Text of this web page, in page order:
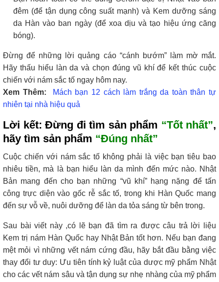
đêm (để tận dụng công suất mạnh) và Kem dưỡng sáng
da Hàn vào ban ngày (để xoa dịu và tạo hiệu ứng căng
bóng).
Đừng để những lời quảng cáo “cánh bướm” làm mờ mắt.
Hãy thấu hiểu làn da và chọn đúng vũ khí để kết thúc cuộc
chiến với nám sắc tố ngay hôm nay.
Xem Thêm:
Mách bạn 12 cách làm trắng da toàn thân tự
nhiên tại nhà hiệu quả
Lời kết: Đừng đi tìm sản phẩm “Tốt nhất”,
hãy tìm sản phẩm “Đúng nhất”
Cuộc chiến với nám sắc tố không phải là việc bạn tiêu bao
nhiêu tiền, mà là bạn hiểu làn da mình đến mức nào. Nhật
Bản mang đến cho bạn những “vũ khí” hạng nặng để tấn
công trực diện vào gốc rễ sắc tố, trong khi Hàn Quốc mang
đến sự vỗ về, nuôi dưỡng để làn da tỏa sáng từ bên trong.
Sau bài viết này ,có lẽ bạn đã tìm ra được câu trả lời liệu
Kem trị nám Hàn Quốc hay Nhật Bản tốt hơn. Nếu bạn đang
mệt mỏi vì những vết nám cứng đầu, hãy bắt đầu bằng việc
thay đổi tư duy: Ưu tiên tính kỷ luật của dược mỹ phẩm Nhật
cho các vết nám sâu và tận dụng sự nhẹ nhàng của mỹ phẩm